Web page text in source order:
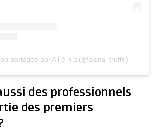
partagée par A l é n a (@alena_truffe)
des professionnels
des premiers